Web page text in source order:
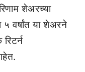
शेअरच्या
५ वर्षांत या शेअरने